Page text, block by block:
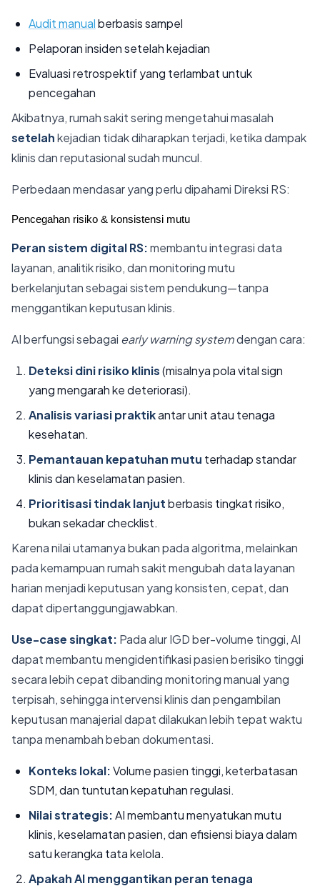
Audit manualberbasis sampel
Pelaporan insiden setelah kejadian
Evaluasi retrospektif yang terlambat untuk
pencegahan
Akibatnya, rumah sakit sering mengetahui masalah
setelahkejadian tidak diharapkan terjadi, ketika dampak
klinis dan reputasional sudah muncul.
Perbedaan mendasar yang perlu dipahami Direksi RS:
Pencegahan risiko & konsistensi mutu
Peran sistem digital RS:membantu integrasi data
layanan, analitik risiko, dan monitoring mutu
berkelanjutan sebagai sistem pendukung—tanpa
menggantikan keputusan klinis.
AI berfungsi sebagai early warning systemdengan cara:
Deteksi dini risiko klinis(misalnya pola vital sign
yang mengarah ke deteriorasi).
Analisis variasi praktikantar unit atau tenaga
kesehatan.
Pemantauan kepatuhan mutu terhadap standar
klinis dan keselamatan pasien.
Prioritisasi tindak lanjutberbasis tingkat risiko,
bukan sekadar checklist.
Karena nilai utamanya bukan pada algoritma, melainkan
pada kemampuan rumah sakit mengubah data layanan
harian menjadi keputusan yang konsisten, cepat, dan
dapat dipertanggungjawabkan.
Use-case singkat: Pada alur IGD ber-volume tinggi, AI
dapat membantu mengidentifikasi pasien berisiko tinggi
secara lebih cepat dibanding monitoring manual yang
terpisah, sehingga intervensi klinis dan pengambilan
keputusan manajerial dapat dilakukan lebih tepat waktu
tanpa menambah beban dokumentasi.
Konteks lokal:Volume pasien tinggi, keterbatasan
SDM, dan tuntutan kepatuhan regulasi.
Nilai strategis:AI membantu menyatukan mutu
klinis, keselamatan pasien, dan efisiensi biaya dalam
satu kerangka tata kelola.
Apakah AI menggantikan peran tenaga